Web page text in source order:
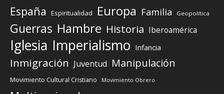
España Espiritualidad Europa Familia Geopolítica
Guerras Hambre Historia Iberoamérica
Iglesia Imperialismo Infancia
Inmigración Juventud Manipulación
Movimiento Cultural Cristiano Movimiento Obrero